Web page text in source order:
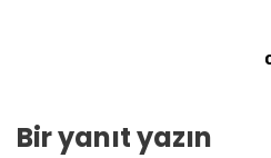
Bir yanıt yazın